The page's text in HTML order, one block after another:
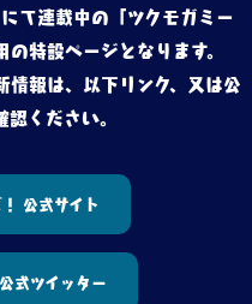
て連載中の「ツクモガミー
特設ページとなります。
情報は、以下リンク、又は公
ください。
公式サイト
式ツイッター